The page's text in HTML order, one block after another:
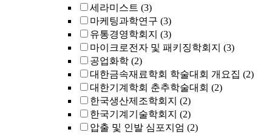
세라미스트 (3)
마케팅과학연구 (3)
유통경영학회지 (3)
마이크로전자 및 패키징학회지 (3)
공업화학 (2)
대한금속재료학회 학술대회 개요집 (2)
대한기계학회 춘추학술대회 (2)
한국생산제조학회지 (2)
한국기계기술학회지 (2)
압출 및 인발 심포지엄 (2)